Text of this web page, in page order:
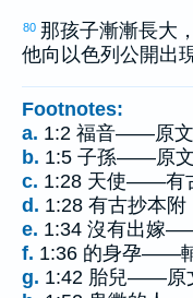
80 那孩子漸漸長大
他向 以色列 公開出
Footnotes:
a. 1:2 福音——原文
b. 1:5 子孫——原文
c. 1:28 天使——有
d. 1:28 有古抄本附
e. 1:34 沒有出嫁
f. 1:36 的身孕——
g. 1:42 胎兒——原